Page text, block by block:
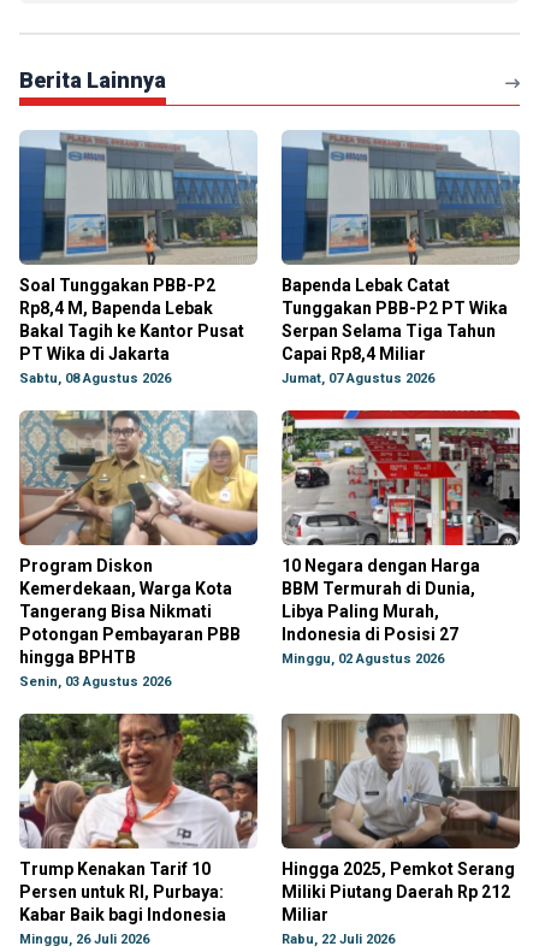
Berita Lainnya
Soal Tunggakan PBB-P2
Rp8,4 M, Bapenda Lebak
Bakal Tagih ke Kantor Pusat
PT Wika di Jakarta
Sabtu, 08 Agustus 2026
Bapenda Lebak Catat
Tunggakan PBB-P2 PT Wika
Serpan Selama Tiga Tahun
Capai Rp8,4 Miliar
Jumat, 07 Agustus 2026
Program Diskon
Kemerdekaan, Warga Kota
Tangerang Bisa Nikmati
Potongan Pembayaran PBB
hingga BPHTB
Senin, 03 Agustus 2026
10 Negara dengan Harga
BBM Termurah di Dunia,
Libya Paling Murah,
Indonesia di Posisi 27
Minggu, 02 Agustus 2026
Trump Kenakan Tarif 10
Persen untuk RI, Purbaya:
Kabar Baik bagi Indonesia
Minggu, 26 Juli 2026
Hingga 2025, Pemkot Serang
Miliki Piutang Daerah Rp 212
Miliar
Rabu, 22 Juli 2026